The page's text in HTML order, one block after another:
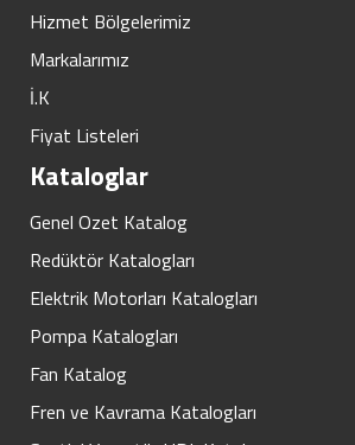
Hizmet Bölgelerimiz
Markalarımız
İ.K
Fiyat Listeleri
Kataloglar
Genel Ozet Katalog
Redüktör Katalogları
Elektrik Motorları Katalogları
Pompa Katalogları
Fan Katalog
Fren ve Kavrama Katalogları